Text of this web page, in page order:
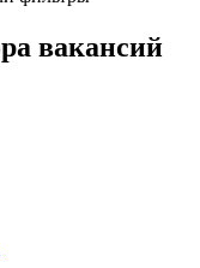
вакансий